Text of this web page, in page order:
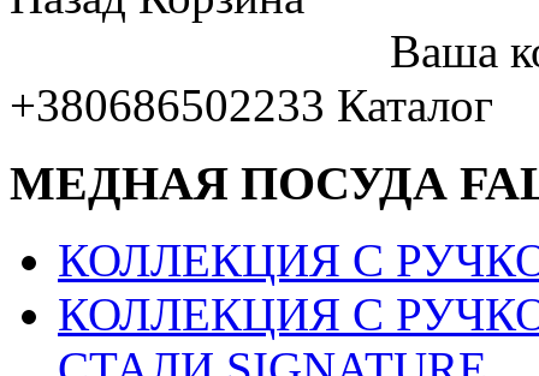
Ваша
+380686502233 Каталог
МЕДНАЯ ПОСУДА
КОЛЛЕКЦИЯ С
КОЛЛЕКЦИЯ С